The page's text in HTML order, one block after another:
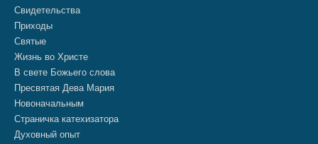
Свидетельства
Приходы
Святые
Жизнь во Христе
В свете Божьего слова
Пресвятая Дева Мария
Новоначальным
Страничка катехизатора
Духовный опыт